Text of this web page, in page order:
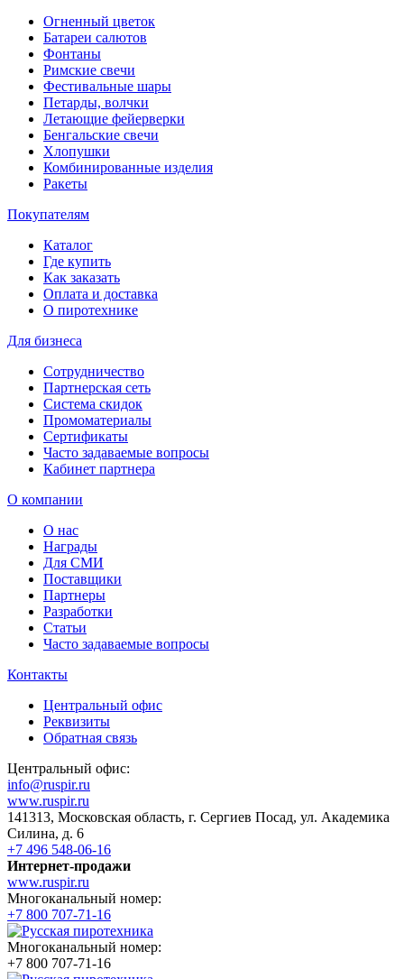
Огненный цветок
Батареи салютов
Фонтаны
Римские свечи
Фестивальные шары
Петарды, волчки
Летающие фейерверки
Бенгальские свечи
Хлопушки
Комбинированные изделия
Ракеты
Покупателям
Каталог
Где купить
Как заказать
Оплата и доставка
О пиротехнике
Для бизнеса
Сотрудничество
Партнерская сеть
Система скидок
Промоматериалы
Сертификаты
Часто задаваемые вопросы
Кабинет партнера
О компании
О нас
Награды
Для СМИ
Поставщики
Партнеры
Разработки
Статьи
Часто задаваемые вопросы
Контакты
Центральный офис
Реквизиты
Обратная связь
Центральный офис:
info@ruspir.ru
www.ruspir.ru
141313, Московская область, г. Сергиев Посад, ул. Академика
Силина, д. 6
+7 496 548-06-16
Интернет-продажи
www.ruspir.ru
Многоканальный номер:
+7 800 707-71-16
Многоканальный номер:
+7 800 707-71-16